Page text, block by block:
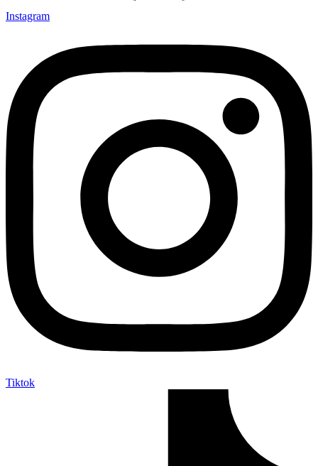
Instagram
Tiktok